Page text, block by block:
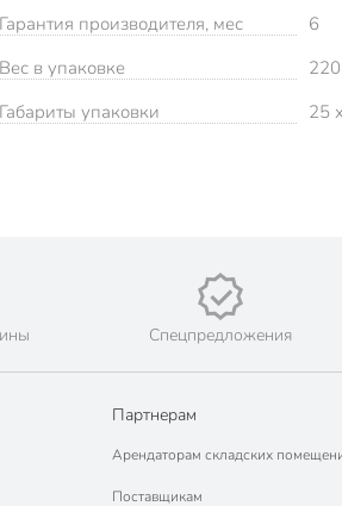
Гарантия производителя, мес
6
Вес в упаковке
Габариты упаковки
25
Спецпредложения
Партнерам
Арендаторам складских
Поставщикам